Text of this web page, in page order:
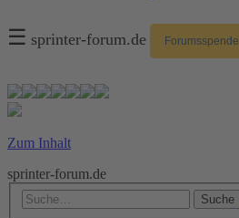
☰ sprinter-forum.de Forumsspende
Zum Inhalt
sprinter-forum.de
Suche